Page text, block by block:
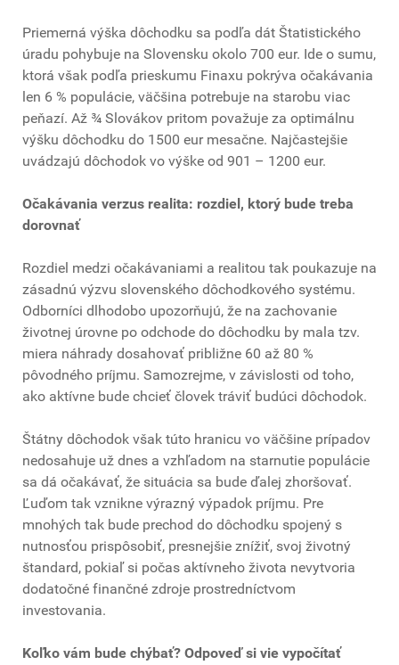
Priemerná výška dôchodku sa podľa dát Štatistického
úradu pohybuje na Slovensku okolo 700 eur. Ide o sumu,
ktorá však podľa prieskumu Finaxu pokrýva očakávania
len 6 % populácie, väčšina potrebuje na starobu viac
peňazí. Až ¾ Slovákov pritom považuje za optimálnu
výšku dôchodku do 1500 eur mesačne. Najčastejšie
uvádzajú dôchodok vo výške od 901 – 1200 eur.
Očakávania verzus realita: rozdiel, ktorý bude treba
dorovnať
Rozdiel medzi očakávaniami a realitou tak poukazuje na
zásadnú výzvu slovenského dôchodkového systému.
Odborníci dlhodobo upozorňujú, že na zachovanie
životnej úrovne po odchode do dôchodku by mala tzv.
miera náhrady dosahovať približne 60 až 80 %
pôvodného príjmu. Samozrejme, v závislosti od toho,
ako aktívne bude chcieť človek tráviť budúci dôchodok.
Štátny dôchodok však túto hranicu vo väčšine prípadov
nedosahuje už dnes a vzhľadom na starnutie populácie
sa dá očakávať, že situácia sa bude ďalej zhoršovať.
Ľuďom tak vznikne výrazný výpadok príjmu. Pre
mnohých tak bude prechod do dôchodku spojený s
nutnosťou prispôsobiť, presnejšie znížiť, svoj životný
štandard, pokiaľ si počas aktívneho života nevytvoria
dodatočné finančné zdroje prostredníctvom
investovania.
Koľko vám bude chýbať? Odpoveď si vie vypočítať